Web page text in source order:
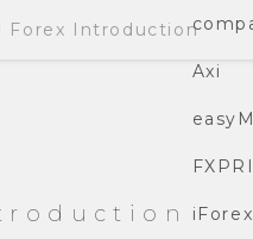
Axi
iForex
Forex Introduction